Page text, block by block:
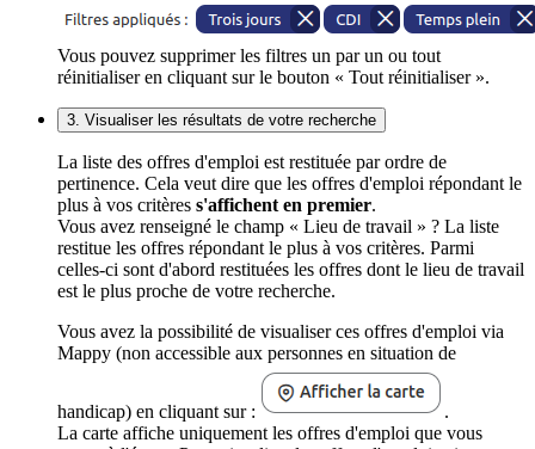
Vous pouvez supprimer les filtres un par un ou tout
réinitialiser en cliquant sur le bouton « Tout réinitialiser ».
3. Visualiser les résultats de votre recherche
La liste des offres d'emploi est restituée par ordre de
pertinence. Cela veut dire que les offres d'emploi répondant le
plus à vos critères s'affichent en premier.
Vous avez renseigné le champ « Lieu de travail » ? La liste
restitue les offres répondant le plus à vos critères. Parmi
celles-ci sont d'abord restituées les offres dont le lieu de travail
est le plus proche de votre recherche.
Vous avez la possibilité de visualiser ces offres d'emploi via
Mappy (non accessible aux personnes en situation de
handicap) en cliquant sur :
.
La carte affiche uniquement les offres d'emploi que vous